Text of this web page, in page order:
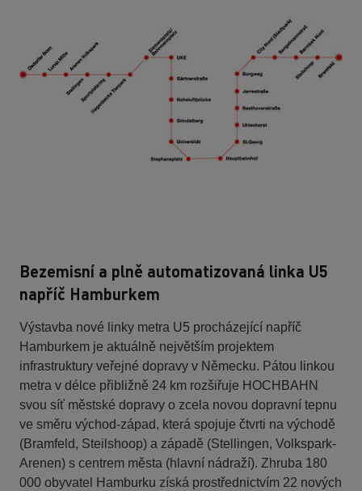
Bezemisní a plně automatizovaná linka U5
napříč Hamburkem
Výstavba nové linky metra U5 procházející napříč
Hamburkem je aktuálně největším projektem
infrastruktury veřejné dopravy v Německu. Pátou linkou
metra v délce přibližně 24 km rozšiřuje HOCHBAHN
svou síť městské dopravy o zcela novou dopravní tepnu
ve směru východ-západ, která spojuje čtvrti na východě
(Bramfeld, Steilshoop) a západě (Stellingen, Volkspark-
Arenen) s centrem města (hlavní nádraží). Zhruba 180
000 obyvatel Hamburku získá prostřednictvím 22 nových